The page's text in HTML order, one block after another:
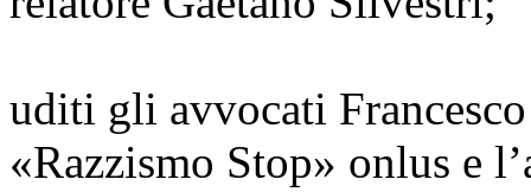
uditi gli avvocati
«Razzismo Stop» onlus e